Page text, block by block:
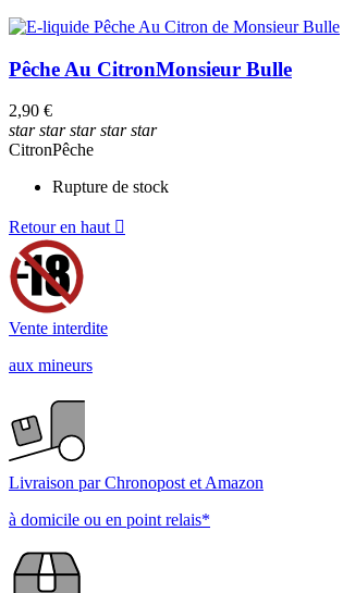
Pêche Au CitronMonsieur Bulle
2,90 €
starstarstarstarstar
CitronPêche
Rupture de stock
Retour en haut 
Vente interdite
aux mineurs
Livraison par Chronopost et Amazon
à domicile ou en point relais*